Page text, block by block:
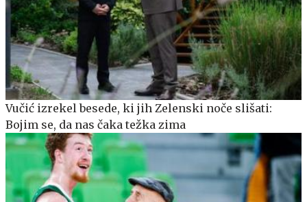
Vučić izrekel besede, ki jih Zelenski noče slišati:
Bojim se, da nas čaka težka zima